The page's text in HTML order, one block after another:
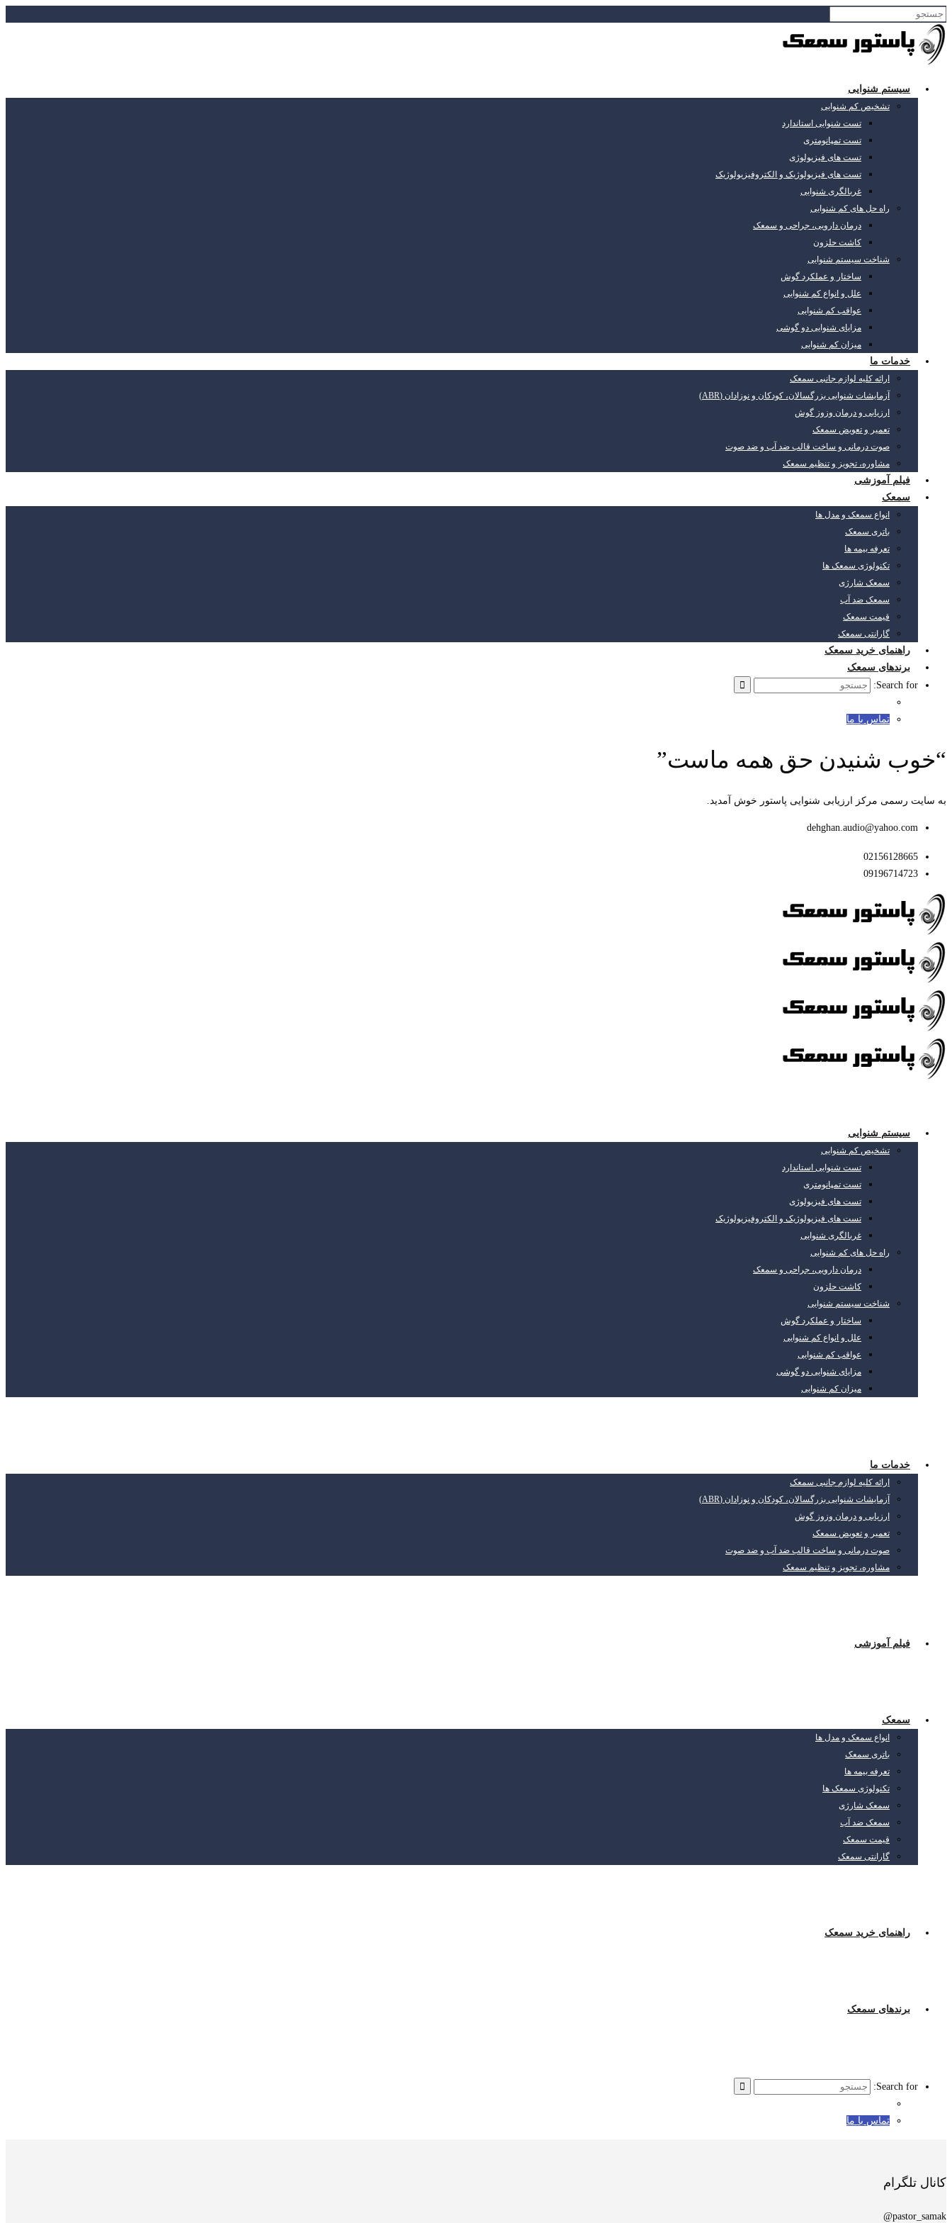
سیستم شنوایی
تشخیص کم شنوایی
تست شنوایی استاندارد
تست تمپانومتری
تست های فیزیولوژی
تست های فیزیولوژیک و الکتروفیزیولوژیک
غربالگری شنوایی
راه حل های کم شنوایی
درمان دارویی، جراحی و سمعک
کاشت حلزون
شناخت سیستم شنوایی
ساختار و عملکرد گوش
علل و انواع کم شنوایی
عواقب کم شنوایی
مزایای شنوایی دو گوشی
میزان کم شنوایی
خدمات ما
ارائه کلیه لوازم جانبی سمعک
آزمایشات شنوایی بزرگسالان، کودکان و نوزادان (ABR)
ارزیابی و درمان وزوز گوش
تعمیر و تعویض سمعک
صوت درمانی و ساخت قالب ضد آب و ضد صوت
مشاوره، تجویز و تنظیم سمعک
فیلم آموزشی
سمعک
انواع سمعک و مدل ها
باتری سمعک
تعرفه بیمه ها
تکنولوژی سمعک ها
سمعک شارژی
سمعک ضد آب
قیمت سمعک
گارانتی سمعک
راهنمای خرید سمعک
برندهای سمعک
Search for:
تماس با ما
“خوب شنیدن حق همه ماست”
به سایت رسمی مرکز ارزیابی شنوایی پاستور خوش آمدید.
dehghan.audio@yahoo.com
02156128665
09196714723
سیستم شنوایی
تشخیص کم شنوایی
تست شنوایی استاندارد
تست تمپانومتری
تست های فیزیولوژی
تست های فیزیولوژیک و الکتروفیزیولوژیک
غربالگری شنوایی
راه حل های کم شنوایی
درمان دارویی، جراحی و سمعک
کاشت حلزون
شناخت سیستم شنوایی
ساختار و عملکرد گوش
علل و انواع کم شنوایی
عواقب کم شنوایی
مزایای شنوایی دو گوشی
میزان کم شنوایی
خدمات ما
ارائه کلیه لوازم جانبی سمعک
آزمایشات شنوایی بزرگسالان، کودکان و نوزادان (ABR)
ارزیابی و درمان وزوز گوش
تعمیر و تعویض سمعک
صوت درمانی و ساخت قالب ضد آب و ضد صوت
مشاوره، تجویز و تنظیم سمعک
فیلم آموزشی
سمعک
انواع سمعک و مدل ها
باتری سمعک
تعرفه بیمه ها
تکنولوژی سمعک ها
سمعک شارژی
سمعک ضد آب
قیمت سمعک
گارانتی سمعک
راهنمای خرید سمعک
برندهای سمعک
Search for:
تماس با ما
کانال تلگرام
pastor_samak@